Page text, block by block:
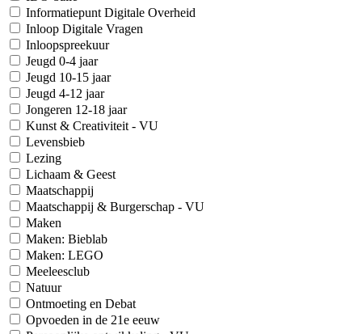
Informatiepunt Digitale Overheid
Inloop Digitale Vragen
Inloopspreekuur
Jeugd 0-4 jaar
Jeugd 10-15 jaar
Jeugd 4-12 jaar
Jongeren 12-18 jaar
Kunst & Creativiteit - VU
Levensbieb
Lezing
Lichaam & Geest
Maatschappij
Maatschappij & Burgerschap - VU
Maken
Maken: Bieblab
Maken: LEGO
Meeleesclub
Natuur
Ontmoeting en Debat
Opvoeden in de 21e eeuw